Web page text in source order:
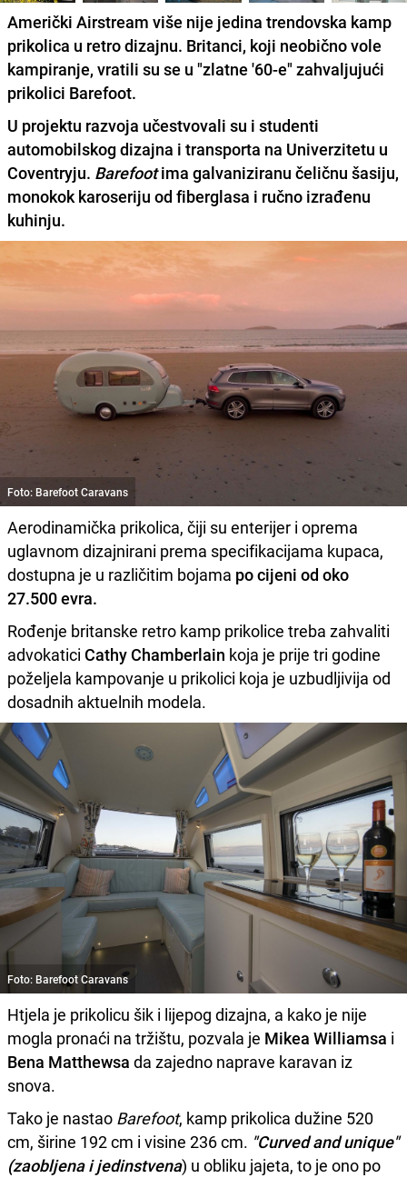
Američki Airstream više nije jedina trendovska kamp
prikolica u retro dizajnu. Britanci, koji neobično vole
kampiranje, vratili su se u "zlatne '60-e" zahvaljujući
prikolici Barefoot.
U projektu razvoja učestvovali su i studenti
automobilskog dizajna i transporta na Univerzitetu u
Coventryju. Barefootima galvaniziranu čeličnu šasiju,
monokok karoseriju od fiberglasa i ručno izrađenu
kuhinju.
Foto: Barefoot Caravans
Aerodinamička prikolica, čiji su enterijer i oprema
uglavnom dizajnirani prema specifikacijama kupaca,
dostupna je u različitim bojama po cijeni od oko
27.500 evra.
Rođenje britanske retro kamp prikolice treba zahvaliti
advokatici Cathy Chamberlain koja je prije tri godine
poželjela kampovanje u prikolici koja je uzbudljivija od
dosadnih aktuelnih modela.
Foto: Barefoot Caravans
Htjela je prikolicu šik i lijepog dizajna, a kako je nije
mogla pronaći na tržištu, pozvala je Mikea Williamsa i
Bena Matthewsa da zajedno naprave karavan iz
snova.
Tako je nastao Barefoot, kamp prikolica dužine 520
cm, širine 192 cm i visine 236 cm. "Curved and unique"
(zaobljena i jedinstvena) u obliku jajeta, to je ono po